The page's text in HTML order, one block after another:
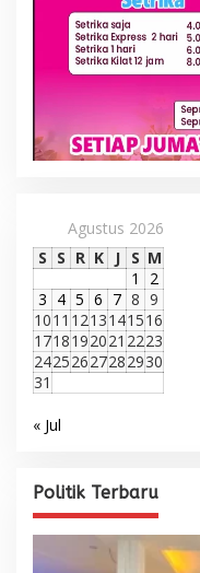
Agustus 2026
S S R K J S M
1
2
3 4 5 6 7 8 9
1011 1213141516
1718192021 2223
24252627282930
31
« Jul
Politik Terbaru